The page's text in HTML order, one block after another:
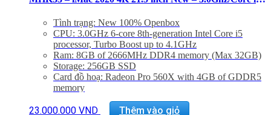
Tình trạng: New 100% Openbox
CPU: 3.0GHz 6-core 8th-generation Intel Core i5
processor, Turbo Boost up to 4.1GHz
Ram: 8GB of 2666MHz DDR4 memory (Max 32GB)
Storage: 256GB SSD
Card đồ hoạ: Radeon Pro 560X with 4GB of GDDR5
memory
2304), 500 nits
23.000.000 VND Thêm vào giỏ